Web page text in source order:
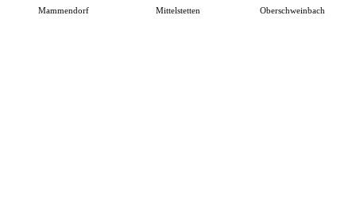
Mammendorf Mittelstetten Oberschweinbach